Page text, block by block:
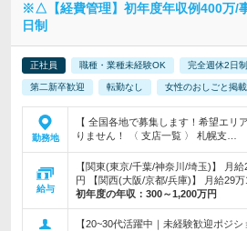
※△【経費管理】初年度年収例400万/
日制
正社員 職種・業種未経験OK 完全週休2日制
第二新卒歓迎 転勤なし 女性のおしごと掲
勤務地
【 全国各地で募集します！希望エ
りません！ 〈 支店一覧 〉 札幌支…
給与
【関東(東京/千葉/神奈川/埼玉)】 月
円 【関西(大阪/京都/兵庫)】 月給29万
初年度の年収： 300～1,200万円
【20~30代活躍中｜未経験歓迎ポジシ